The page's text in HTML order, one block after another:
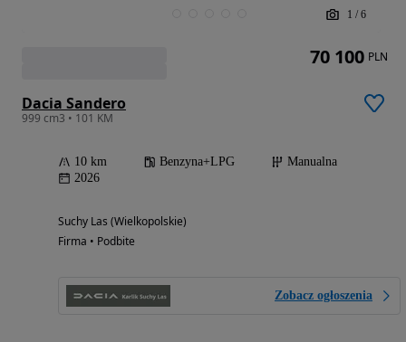
1 / 6
Dacia Sandero
999 cm3 • 101 KM
10 km Benzyna+LPG
Manualna
2026
Suchy Las (Wielkopolskie)
Firma • Podbite
Zobacz ogłoszenia
70 100 PLN